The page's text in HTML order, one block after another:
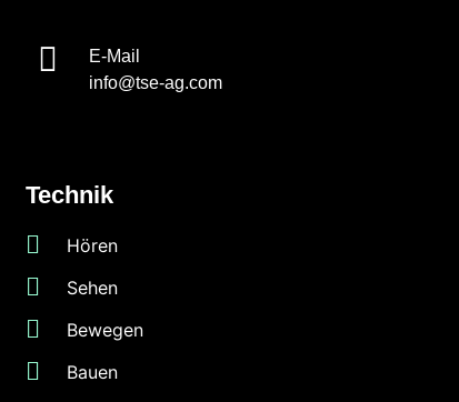
E-Mail
info@tse-ag.com
Technik
Hören
Sehen
Bewegen
Bauen